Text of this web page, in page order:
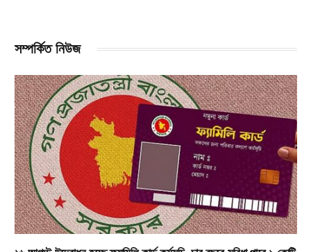
সম্পর্কিত নিউজ